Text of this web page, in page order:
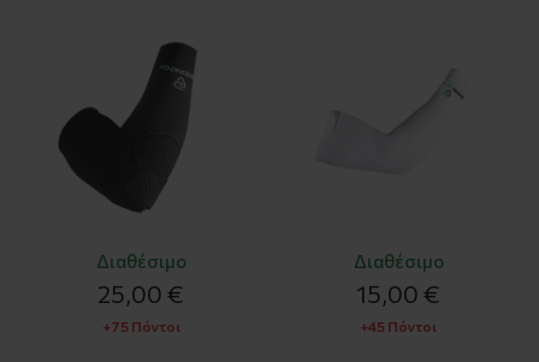
Διαθέσιμο
25,00 €
+75 Πόντοι
Διαθέσιμο
15,00 €
+45 Πόντοι